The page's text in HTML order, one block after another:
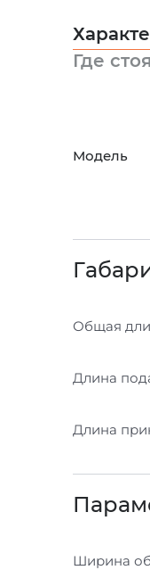
Где
Модель
Общая
Длина
Длина
Ширина